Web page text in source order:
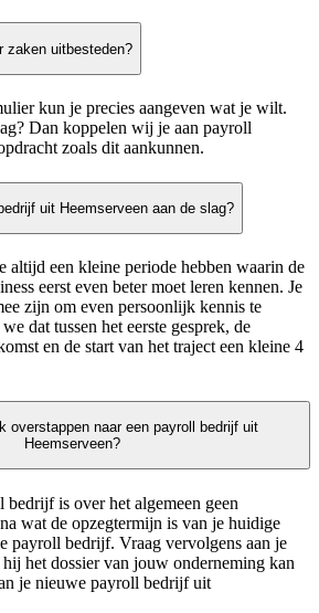
zaken uitbesteden?
kun je precies aangeven wat je wilt.
Dan koppelen wij je aan payroll
zoals dit aankunnen.
uit Heemserveen aan de slag?
altijd een kleine periode hebben waarin de
eerst even beter moet leren kennen. Je
zijn om even persoonlijk kennis te
dat tussen het eerste gesprek, de
en de start van het traject een kleine 4
overstappen naar een payroll bedrijf uit
Heemserveen?
is over het algemeen geen
wat de opzegtermijn is van je huidige
payroll bedrijf. Vraag vervolgens aan je
het dossier van jouw onderneming kan
je nieuwe payroll bedrijf uit